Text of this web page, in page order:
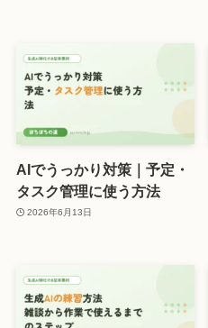
AIでうっかり対策｜予定・
タスク管理に使う方法
2026年6月13日